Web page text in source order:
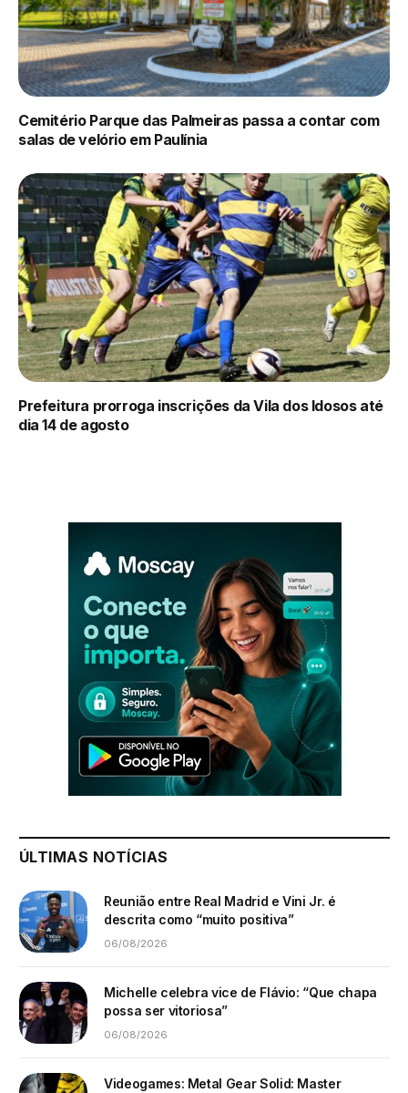
Cemitério Parque das Palmeiras passa a contar com
salas de velório em Paulínia
Prefeitura prorroga inscrições da Vila dos Idosos até
dia 14 de agosto
ÚLTIMAS NOTÍCIAS
Reunião entre Real Madrid e Vini Jr. é
descrita como “muito positiva”
06/08/2026
Michelle celebra vice de Flávio: “Que chapa
possa ser vitoriosa”
06/08/2026
Videogames: Metal Gear Solid: Master